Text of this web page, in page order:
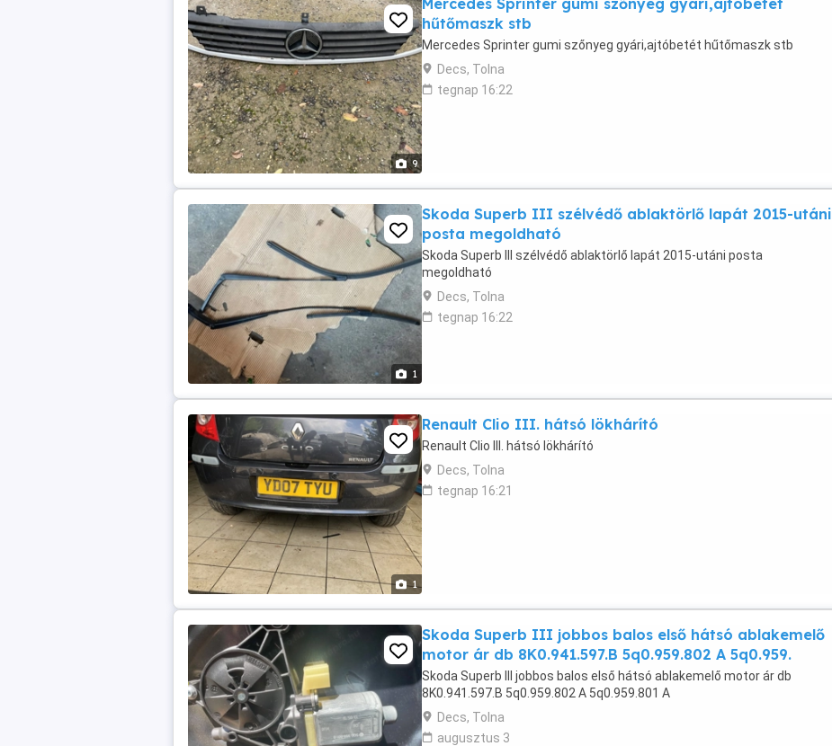
9
Mercedes Sprinter gumi szőnyeg gyári,ajtóbetét
hűtőmaszk stb
Mercedes Sprinter gumi szőnyeg gyári,ajtóbetét hűtőmaszk stb
Decs, Tolna
tegnap 16:22
1
Skoda Superb III szélvédő ablaktörlő lapát 2015-utáni
posta megoldható
Skoda Superb III szélvédő ablaktörlő lapát 2015-utáni posta
megoldható
Decs, Tolna
tegnap 16:22
1
Renault Clio III. hátsó lökhárító
Renault Clio III. hátsó lökhárító
Decs, Tolna
tegnap 16:21
Skoda Superb III jobbos balos első hátsó ablakemelő
motor ár db 8K0.941.597.B 5q0.959.802 A 5q0.959.
Skoda Superb III jobbos balos első hátsó ablakemelő motor ár db
8K0.941.597.B 5q0.959.802 A 5q0.959.801 A
Decs, Tolna
augusztus 3